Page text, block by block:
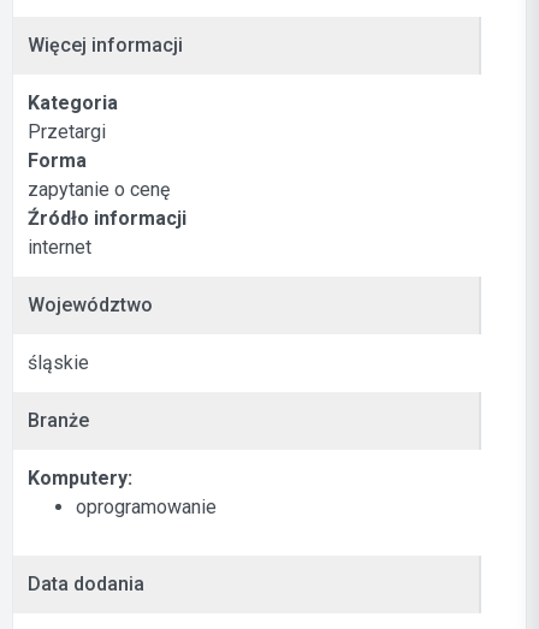
Więcej informacji
Kategoria
Przetargi
Forma
zapytanie o cenę
Źródło informacji
internet
Województwo
śląskie
Branże
Komputery:
oprogramowanie
Data dodania